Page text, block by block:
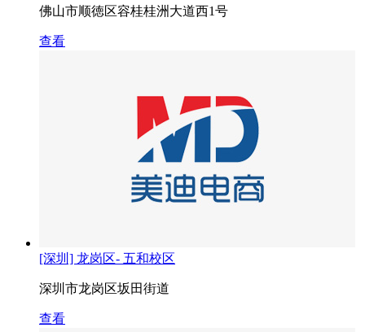
佛山市顺徳区容桂桂洲大道西1号
查看
[深圳] 龙岗区- 五和校区
深圳市龙岗区坂田街道
查看